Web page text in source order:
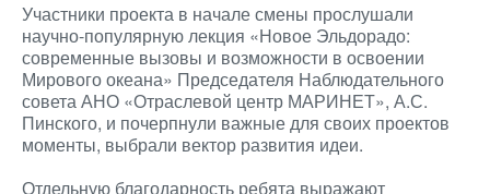
Участники проекта в начале смены прослушали
научно-популярную лекция «Новое Эльдорадо:
современные вызовы и возможности в освоении
Мирового океана» Председателя Наблюдательного
совета АНО «Отраслевой центр МАРИНЕТ», А.С.
Пинского, и почерпнули важные для своих проектов
моменты, выбрали вектор развития идеи.
Отдельную благодарность ребята выражают